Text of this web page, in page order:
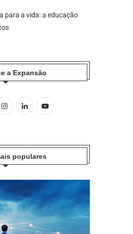
para a vida: a educação
a Expansão
populares